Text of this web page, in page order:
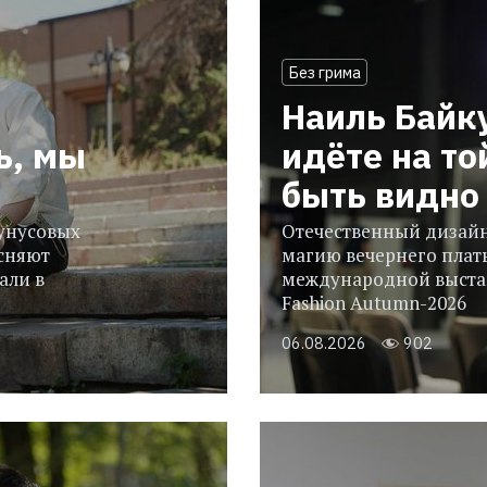
мы
в
Без грима
Наиль
идёте на
быть видно
Отечественный
магию вечернего
международной
Fashion Autumn-2026
06.08.2026 902